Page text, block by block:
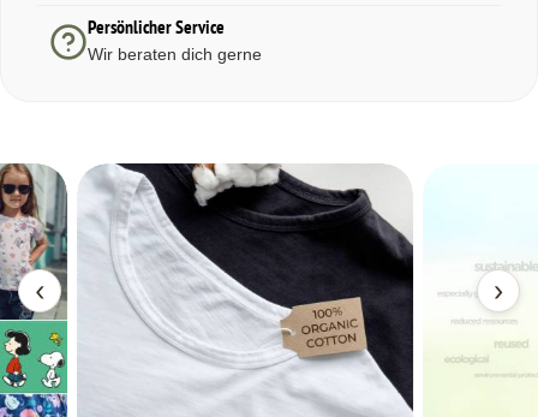
Persönlicher Service
Wir beraten dich gerne
‹ ›